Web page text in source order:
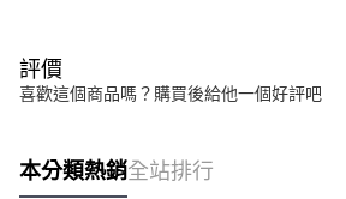
評價
喜歡這個商品嗎？購買後給他一個好評吧
本分類熱銷全站排行